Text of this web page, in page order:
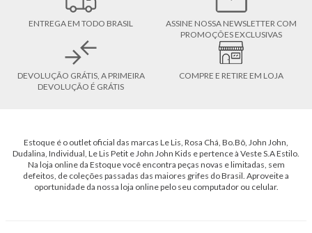
ENTREGA EM TODO BRASIL
ASSINE NOSSA NEWSLETTER COM
PROMOÇÕES EXCLUSIVAS
DEVOLUÇÃO GRÁTIS, A PRIMEIRA
DEVOLUÇÃO É GRÁTIS
COMPRE E RETIRE EM LOJA
Estoque é o outlet oficial das marcas Le Lis, Rosa Chá, Bo.Bô, John John,
Dudalina, Individual, Le Lis Petit e John John Kids e pertence à Veste S.A Estilo.
Na loja online da Estoque você encontra peças novas e limitadas, sem
defeitos, de coleções passadas das maiores grifes do Brasil. Aproveite a
oportunidade da nossa loja online pelo seu computador ou celular.